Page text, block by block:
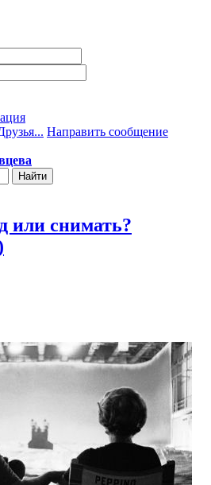
Направить сообщение
Найти
или снимать?